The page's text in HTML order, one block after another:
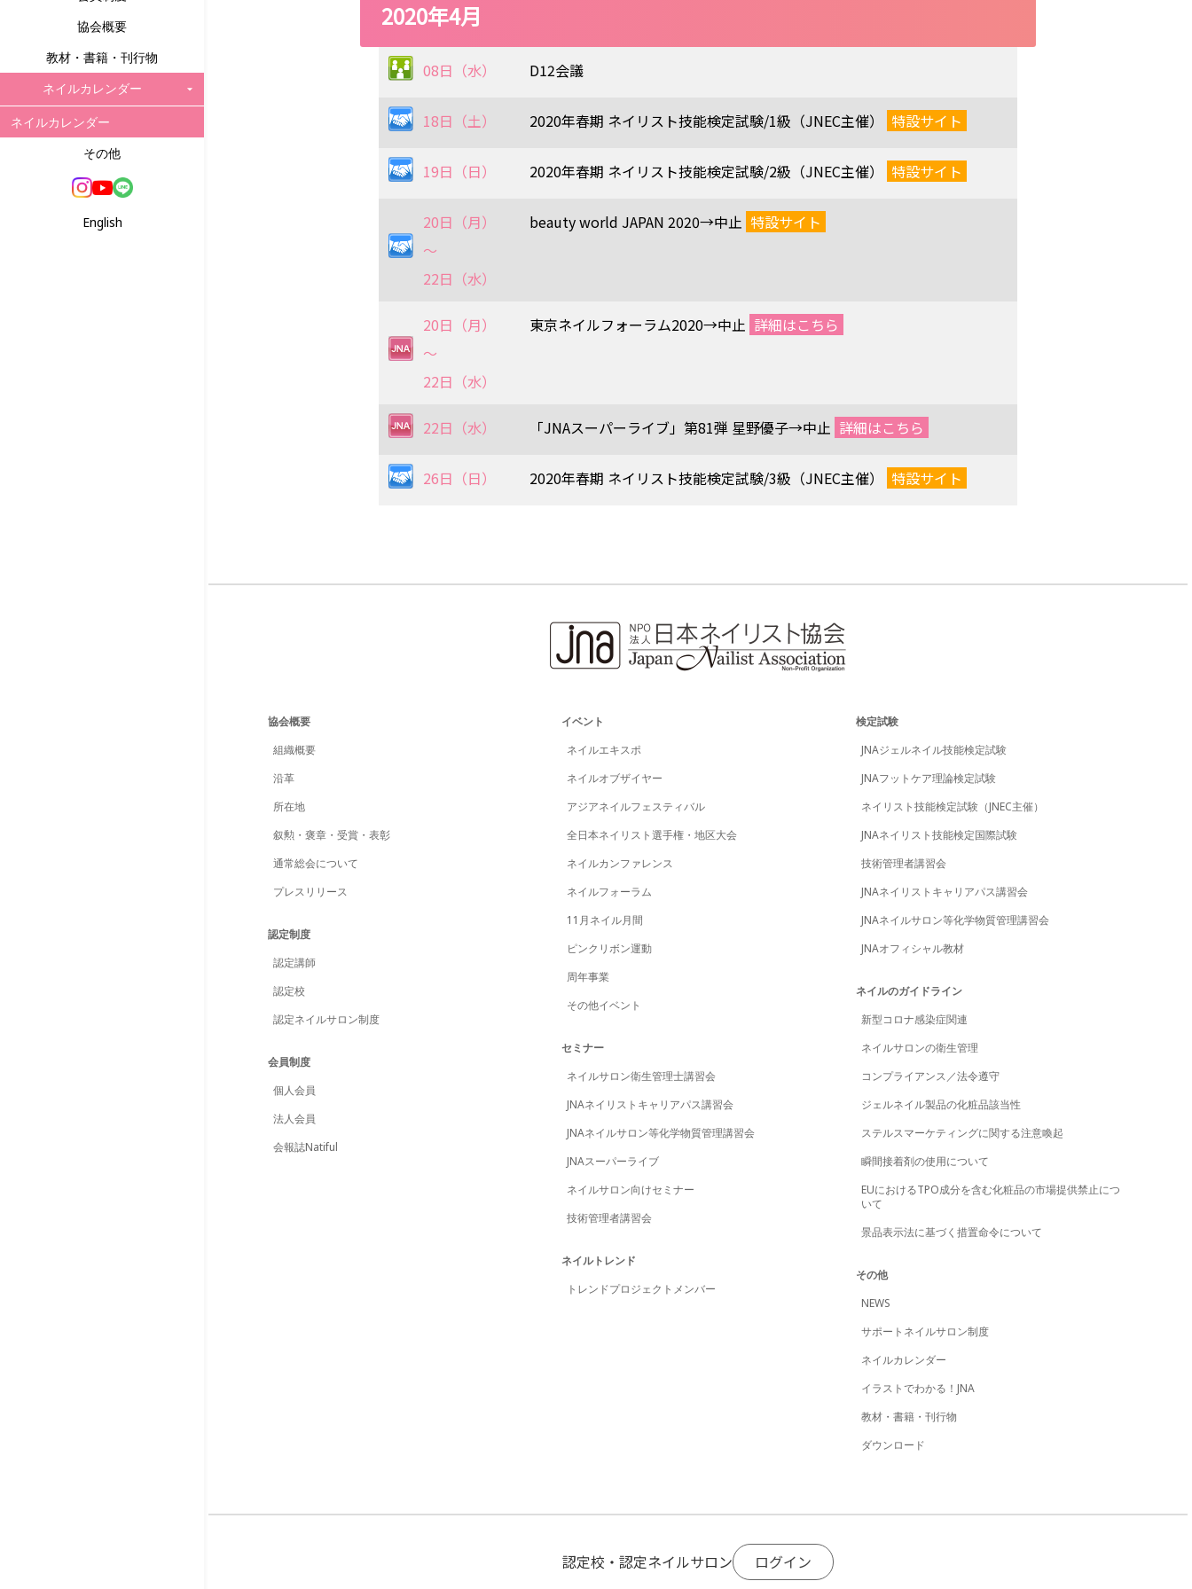
協会概要
教材・書籍・刊行物
ネイルカレンダー
ネイルカレンダー
その他
English
2020年4月
08日（水） D12会議
18日（土） 2020年春期 ネイリスト技能検定試験/1級（JNEC主催） 特設サイト
19日（日） 2020年春期 ネイリスト技能検定試験/2級（JNEC主催） 特設サイト
20日（月）
〜
22日（水）
beauty world JAPAN 2020→中止 特設サイト
20日（月）
〜
22日（水）
東京ネイルフォーラム2020→中止 詳細はこちら
22日（水） 「JNAスーパーライブ」第81弾 星野優子→中止 詳細はこちら
26日（日） 2020年春期 ネイリスト技能検定試験/3級（JNEC主催） 特設サイト
協会概要
組織概要
沿革
所在地
叙勲・褒章・受賞・表彰
通常総会について
プレスリリース
認定制度
認定講師
認定校
認定ネイルサロン制度
会員制度
個人会員
法人会員
会報誌Natiful
イベント
ネイルエキスポ
ネイルオブザイヤー
アジアネイルフェスティバル
全日本ネイリスト選手権・地区大会
ネイルカンファレンス
ネイルフォーラム
11月ネイル月間
ピンクリボン運動
周年事業
その他イベント
セミナー
ネイルサロン衛生管理士講習会
JNAネイリストキャリアパス講習会
JNAネイルサロン等化学物質管理講習会
JNAスーパーライブ
ネイルサロン向けセミナー
技術管理者講習会
ネイルトレンド
トレンドプロジェクトメンバー
検定試験
JNAジェルネイル技能検定試験
JNAフットケア理論検定試験
ネイリスト技能検定試験（JNEC主催）
JNAネイリスト技能検定国際試験
技術管理者講習会
JNAネイリストキャリアパス講習会
JNAネイルサロン等化学物質管理講習会
JNAオフィシャル教材
ネイルのガイドライン
新型コロナ感染症関連
ネイルサロンの衛生管理
コンプライアンス／法令遵守
ジェルネイル製品の化粧品該当性
ステルスマーケティングに関する注意喚起
瞬間接着剤の使用について
EUにおけるTPO成分を含む化粧品の市場提供禁止につ
いて
景品表示法に基づく措置命令について
その他
NEWS
サポートネイルサロン制度
ネイルカレンダー
イラストでわかる！JNA
教材・書籍・刊行物
ダウンロード
認定校・認定ネイルサロン ログイン